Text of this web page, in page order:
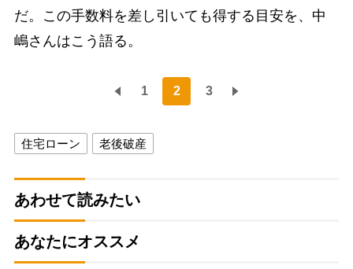
だ。この手数料を差し引いても得する目安を、中
嶋さんはこう語る。
1 2 3
住宅ローン 老後破産
あわせて読みたい
あなたにオススメ